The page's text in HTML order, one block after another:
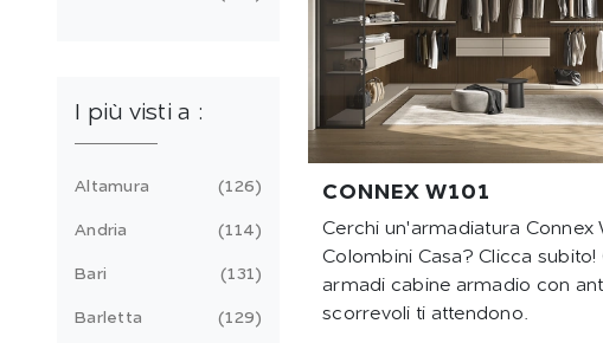
CONNEX W101
Cerchi un'armadiatura Connex
Colombini Casa? Clicca subito!
armadi cabine armadio con
scorrevoli ti attendono.
I più visti a :
Altamura 126
Andria 114
Bari 131
Barletta 129